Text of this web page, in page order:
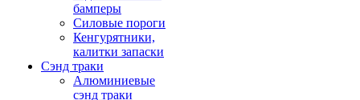
бамперы
Силовые пороги
Кенгурятники,
калитки запаски
Сэнд траки
Алюминиевые
сэнд траки